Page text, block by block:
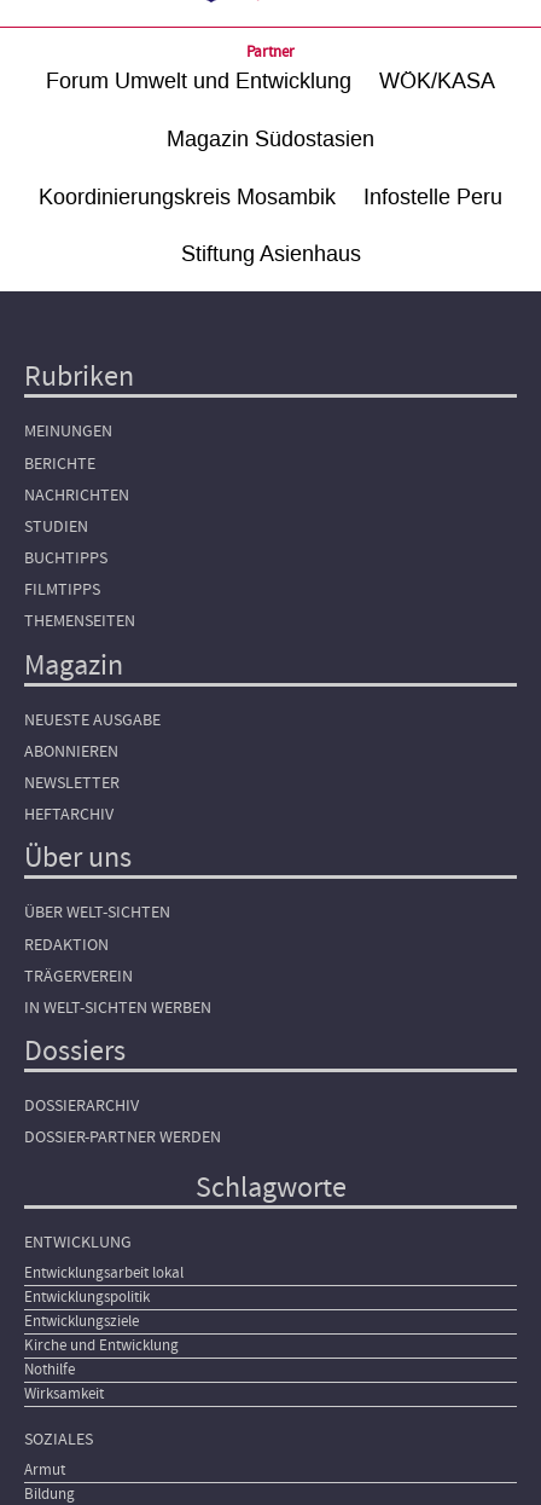
Partner
Forum Umwelt und Entwicklung WÖK/KASA
Magazin Südostasien
Koordinierungskreis Mosambik Infostelle Peru
Stiftung Asienhaus
Hauptnavigation
Rubriken
MEINUNGEN
BERICHTE
NACHRICHTEN
STUDIEN
BUCHTIPPS
FILMTIPPS
THEMENSEITEN
Magazin
NEUESTE AUSGABE
ABONNIEREN
NEWSLETTER
HEFTARCHIV
Über uns
ÜBER WELT-SICHTEN
REDAKTION
TRÄGERVEREIN
IN WELT-SICHTEN WERBEN
Dossiers
DOSSIERARCHIV
DOSSIER-PARTNER WERDEN
Schlagworte
ENTWICKLUNG
Entwicklungsarbeit lokal
Entwicklungspolitik
Entwicklungsziele
Kirche und Entwicklung
Nothilfe
Wirksamkeit
SOZIALES
Armut
Bildung